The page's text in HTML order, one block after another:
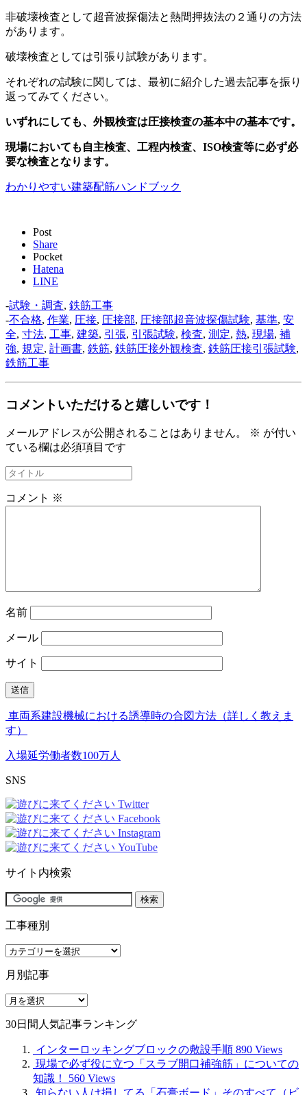
非破壊検査として超音波探傷法と熱間押抜法の２通りの方法
があります。
破壊検査としては引張り試験があります。
それぞれの試験に関しては、最初に紹介した過去記事を振り
返ってみてください。
いずれにしても、外観検査は圧接検査の基本中の基本です。
現場においても自主検査、工程内検査、ISO検査等に必ず必
要な検査となります。
わかりやすい建築配筋ハンドブック
Post
Share
Pocket
Hatena
LINE
-試験・調査, 鉄筋工事
-不合格, 作業, 圧接, 圧接部, 圧接部超音波探傷試験, 基準, 安
全, 寸法, 工事, 建築, 引張, 引張試験, 検査, 測定, 熱, 現場, 補
強, 規定, 計画書, 鉄筋, 鉄筋圧接外観検査, 鉄筋圧接引張試験,
鉄筋工事
コメントいただけると嬉しいです！
メールアドレスが公開されることはありません。 ※ が付い
ている欄は必須項目です
コメント ※
名前
メール
サイト
車両系建設機械における誘導時の合図方法（詳しく教えま
す）
入場延労働者数100万人
SNS
サイト内検索
工事種別
工
種
別
月別記事
月
記
30日間人気記事ランキング
インターロッキングブロックの敷設手順 890 Views
現場で必ず役に立つ「スラブ開口補強筋」についての
知識！
560 Views